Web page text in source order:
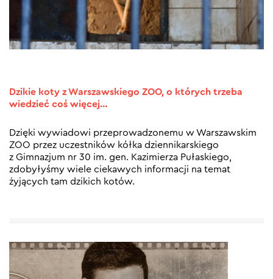
Dzikie koty z Warszawskiego ZOO, o których trzeba
wiedzieć coś więcej…
Dzięki wywiadowi przeprowadzonemu w Warszawskim
ZOO przez uczestników kółka dziennikarskiego
z Gimnazjum nr 30 im. gen. Kazimierza Pułaskiego,
zdobyłyśmy wiele ciekawych informacji na temat
żyjących tam dzikich kotów.